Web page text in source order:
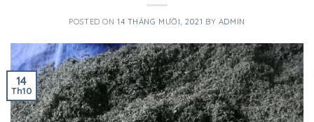
POSTED ON 14 THÁNG MƯỜI, 2021 BY ADMIN
14
Th10